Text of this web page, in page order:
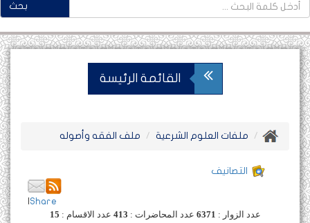
بحث
القائمة الرئيسة
ملفات العلوم الشرعية ملف الفقه وأصوله
التصانيف
Share
عدد الزوار : 6371 عدد المحاضرات : 413 عدد الاقسام : 15